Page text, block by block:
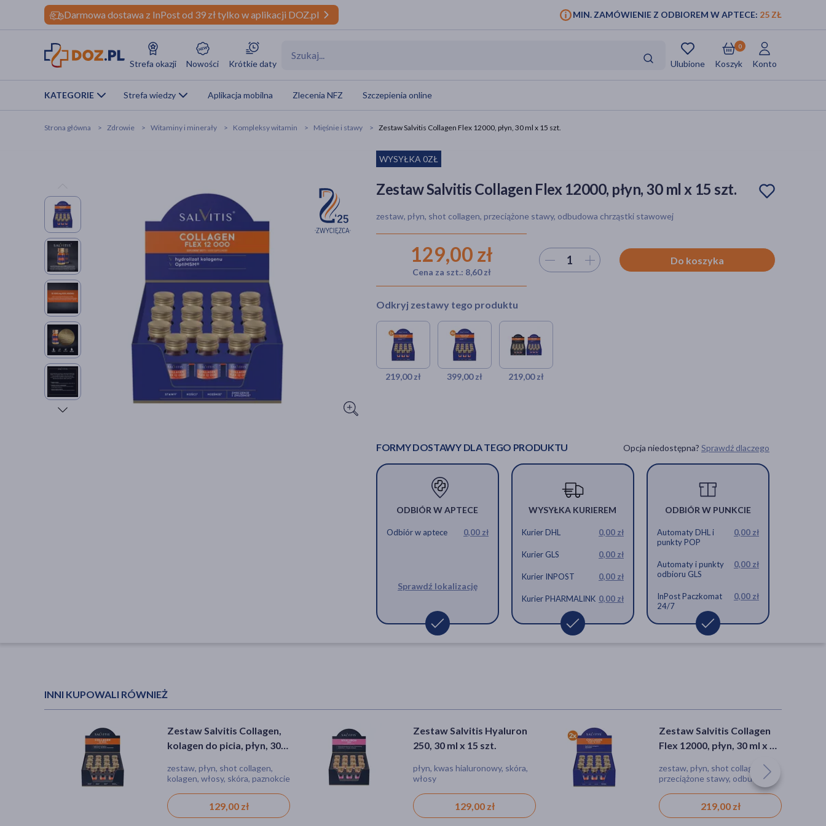
Darmowa dostawa z InPost od 39 zł tylko w aplikacji DOZ.pl MIN. ZAMÓWIENIE Z ODBIOREM W APTECE: 25 ZŁ
Strefa okazji Nowości Krótkie daty Ulubione Koszyk
0
Konto
KATEGORIE Strefa wiedzy Aplikacja mobilna Zlecenia NFZ Szczepienia online
Strona główna Zdrowie Witaminy i minerały Kompleksy witamin Mięśnie i stawy Zestaw Salvitis Collagen Flex 12000, płyn, 30 ml x 15 szt.
WYSYŁKA 0ZŁ
Zestaw Salvitis Collagen Flex 12000, płyn, 30 ml x 15 szt.
zestaw, płyn, shot collagen, przeciążone stawy, odbudowa chrząstki stawowej
129,00 zł
Cena za szt.: 8,60 zł
Wybierz ilość Do koszyka
Odkryj zestawy tego produktu
219,00 zł
Zestaw Salvitis Collagen Flex 12000, płyn, 30
ml x 30 szt.
219,00 zł
399,00 zł
Zestaw Salvitis Collagen Flex 12000, płyn, 30
ml x 60 szt.
399,00 zł
219,00 zł
Zestaw Salvitis Mix Collagen Flex, 15 szt. + Salvitis
Collagen, 15 szt.
219,00 zł
FORMY DOSTAWY DLA TEGO PRODUKTU Opcja niedostępna? Sprawdź dlaczego
ODBIÓR W APTECE
Odbiór w aptece 0,00 zł
Sprawdź lokalizację
WYSYŁKA KURIEREM
Kurier DHL 0,00 zł
Kurier GLS 0,00 zł
Kurier INPOST 0,00 zł
Kurier PHARMALINK 0,00 zł
ODBIÓR W PUNKCIE
Automaty DHL i
punkty POP
0,00 zł
Automaty i punkty
odbioru GLS
0,00 zł
InPost Paczkomat
24/7
0,00 zł
INNI KUPOWALI RÓWNIEŻ
Zestaw Salvitis Collagen,
kolagen do picia, płyn, 30
zestaw, płyn, shot collagen,
kolagen, włosy, skóra, paznokcie
129,00 zł
Zestaw Salvitis Hyaluron
250, 30 ml x 15 szt.
płyn, kwas hialuronowy, skóra,
włosy
129,00 zł
Zestaw Salvitis Collagen
Flex 12000, płyn, 30 ml x 30
zestaw, płyn, shot collagen,
przeciążone stawy, odbudowa
219,00 zł